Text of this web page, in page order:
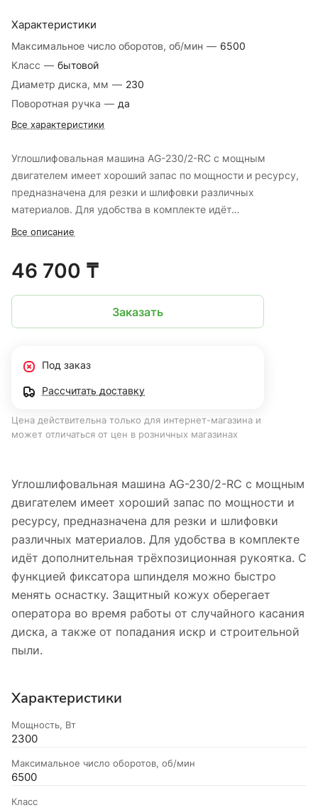
Характеристики
Максимальное число оборотов, об/мин — 6500
Класс — бытовой
Диаметр диска, мм — 230
Поворотная ручка — да
Все характеристики
Углошлифовальная машина AG-230/2-RC с мощным
двигателем имеет хороший запас по мощности и ресурсу,
предназначена для резки и шлифовки различных
материалов. Для удобства в комплекте идёт
дополнительная трёхпозиционная рукоятка. С функцией
Защитный кожух оберегает оператора во время работы от
случайного касания диска, а также от попадания искр и
строительной пыли.
Все описание
46 700 ₸
Заказать
Под заказ
Рассчитать доставку
Цена действительна только для интернет-магазина и
может отличаться от цен в розничных магазинах
Углошлифовальная машина AG-230/2-RC с мощным
двигателем имеет хороший запас по мощности и
ресурсу, предназначена для резки и шлифовки
различных материалов. Для удобства в комплекте
идёт дополнительная трёхпозиционная рукоятка. С
функцией фиксатора шпинделя можно быстро
менять оснастку. Защитный кожух оберегает
оператора во время работы от случайного касания
диска, а также от попадания искр и строительной
пыли.
Характеристики
Мощность, Вт
2300
Максимальное число оборотов, об/мин
6500
Класс